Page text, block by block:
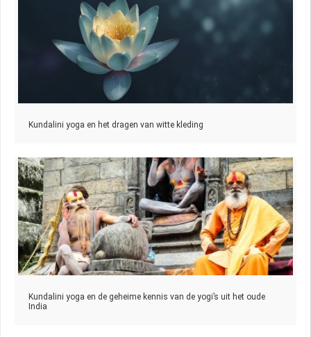
Kundalini yoga en het dragen van witte kleding
Kundalini yoga en de geheime kennis van de yogi’s uit het oude
India